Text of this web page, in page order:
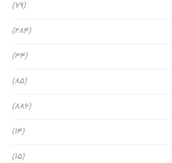
(79)
(284)
(34)
(85)
(886)
(14)
(15)